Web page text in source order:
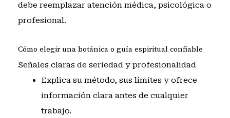
debe reemplazar atención médica, psicológica o
profesional.
Cómo elegir una botánica o guía espiritual confiable
Señales claras de seriedad y profesionalidad
Explica su método, sus límites y ofrece
información clara antes de cualquier
trabajo.